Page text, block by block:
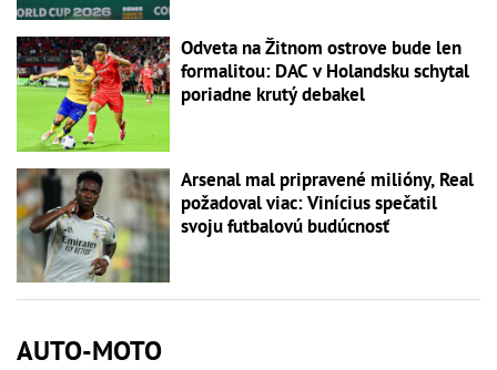
Odveta na Žitnom ostrove bude len
formalitou: DAC v Holandsku schytal
poriadne krutý debakel
Arsenal mal pripravené milióny, Real
požadoval viac: Vinícius spečatil
svoju futbalovú budúcnosť
AUTO-MOTO